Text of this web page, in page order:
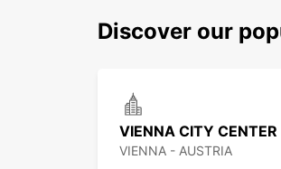
Discover our
VIENNA CITY
VIENNA - AUSTRIA